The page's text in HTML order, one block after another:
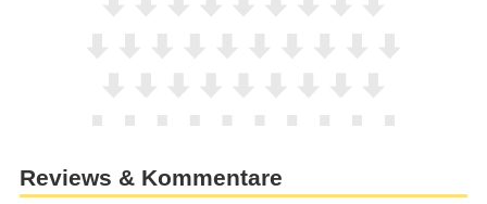
Reviews & Kommentare